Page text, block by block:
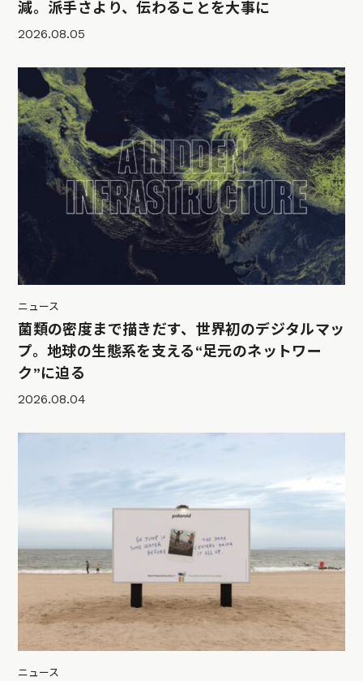
減。派手さより、伝わることを大事に
2026.08.05
ニュース
菌類の密度まで描きだす、世界初のデジタルマッ
プ。地球の生態系を支える“足元のネットワー
ク”に迫る
2026.08.04
ニュース